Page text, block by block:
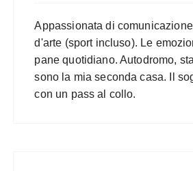
Appassionata di
d'arte (sport incluso). Le
pane quotidiano. Autodromo,
sono la mia seconda casa. Il
con un pass al collo.